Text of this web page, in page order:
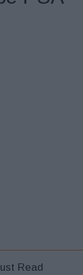
Read